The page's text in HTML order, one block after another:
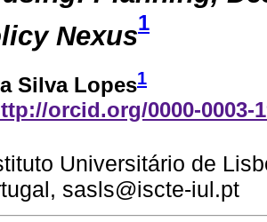
Nexus1
Silva Lopes1
orcid.org/0000-0003-
Universitário de
sasls@iscte-iul.pt